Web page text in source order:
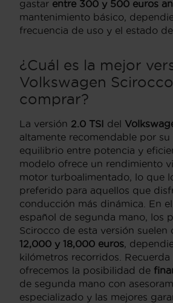
gastar entre 300 y 500 euros
mantenimiento básico,
frecuencia de uso y el estado
¿Cuál es la mejor
Volkswagen Scirocco
comprar?
La versión 2.0 TSI del
altamente recomendable por
equilibrio entre potencia y
modelo ofrece un rendimiento
motor turboalimentado, lo que
preferido para aquellos que
conducción más dinámica. En
español de segunda mano, los
Scirocco de esta versión suelen
12,000 y 18,000 euros,
kilómetros recorridos. Recuerda
ofrecemos la posibilidad de
de segunda mano con
especializado y las mejores